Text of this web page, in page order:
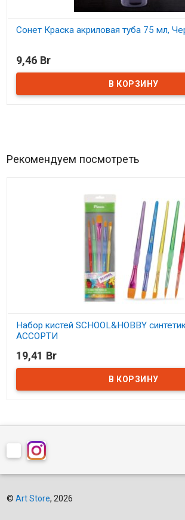
Сонет Краска акриловая туба 75 мл,
9,46 Br
Рекомендуем посмотреть
Набор кистей SCHOOL&HOBBY
АССОРТИ
В наличии
19,41 Br
© Art Store, 2026